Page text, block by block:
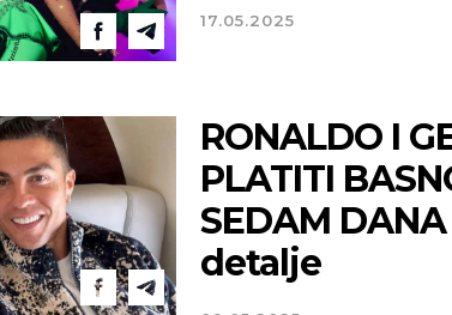
17.05.2025
RONALDO I
PLATITI
SEDAM
detalje